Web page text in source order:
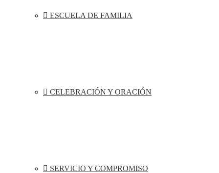
ESCUELA DE FAMILIA
CELEBRACIÓN Y ORACIÓN
SERVICIO Y COMPROMISO